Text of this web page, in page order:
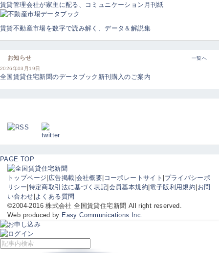
賃貸管理会社が家主に配る、コミュニケーション月刊紙
賃貸不動産市場を数字で読み解く、データ＆解説集
お知らせ
一覧へ
2026年03月19日
全国賃貸住宅新聞のデータブック新刊購入のご案内
PAGE TOP
トップページ 広告掲載 会社概要 コーポレートサイト プライバシーポ
リシー 特定商取引法に基づく表記 会員基本規約 電子版利用規約 お問
い合わせ よくある質問
©2004-2016 株式会社 全国賃貸住宅新聞 All right reserved.
Web produced by Easy Communications Inc.